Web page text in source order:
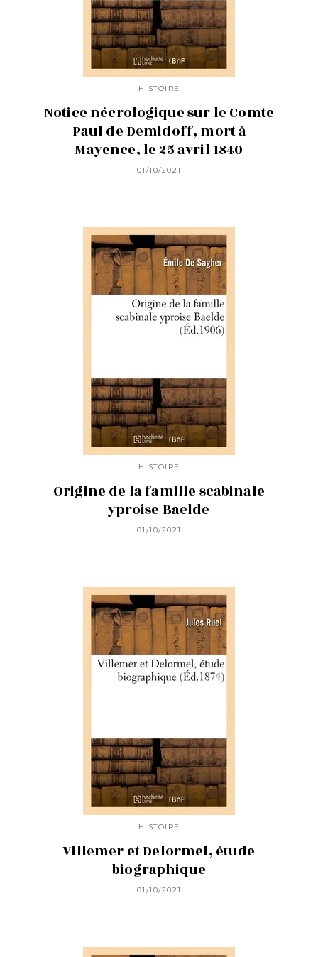
HISTOIRE
Notice nécrologique sur le Comte
Paul de Demidoff, mort à
Mayence, le 25 avril 1840
01/10/2021
HISTOIRE
Origine de la famille scabinale
yproise Baelde
01/10/2021
HISTOIRE
Villemer et Delormel, étude
biographique
01/10/2021